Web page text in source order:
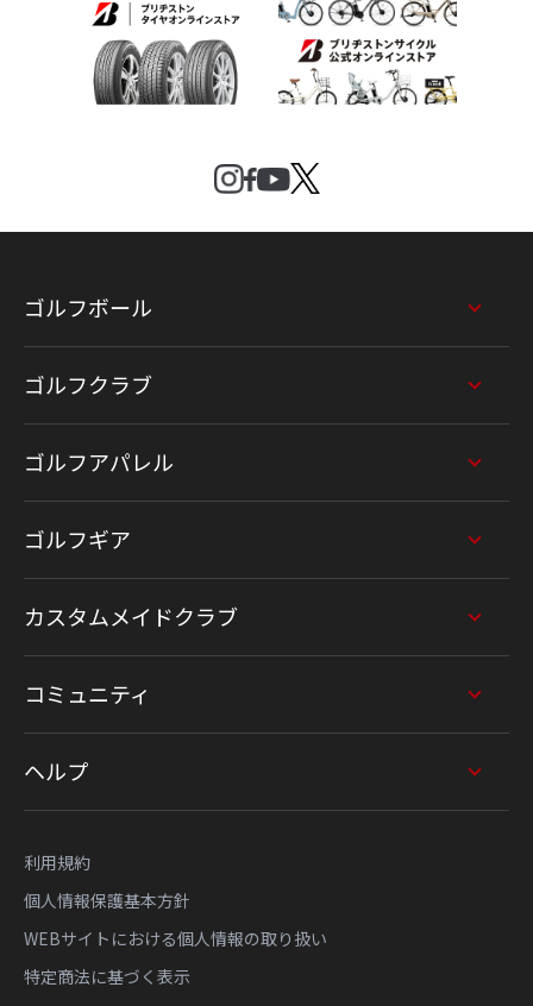
ゴルフボール
ゴルフクラブ
ゴルフアパレル
ゴルフギア
カスタムメイドクラブ
コミュニティ
ヘルプ
利用規約
個人情報保護基本方針
WEBサイトにおける個人情報の取り扱い
特定商法に基づく表示